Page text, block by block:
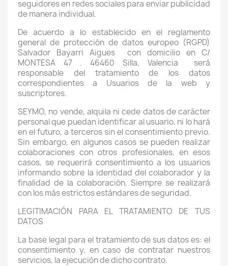
seguidores en redes sociales para enviar publicidad
de manera individual.
De acuerdo a lo establecido en el reglamento
general de protección de datos europeo (RGPD)
Salvador Bayarri Aigues
con domicilio en C/
MONTESA 47 . 46460 Silla, Valencia
será
responsable del tratamiento de los datos
correspondientes a Usuarios de la web y
suscriptores.
SEYMO, no vende, alquila ni cede datos de carácter
personal que puedan identificar al usuario, ni lo hará
en el futuro, a terceros sin el consentimiento previo.
Sin embargo, en algunos casos se pueden realizar
colaboraciones con otros profesionales, en esos
casos, se requerirá consentimiento a los usuarios
informando sobre la identidad del colaborador y la
finalidad de la colaboración. Siempre se realizará
con los más estrictos estándares de seguridad.
LEGITIMACIÓN PARA EL TRATAMIENTO DE TUS
DATOS
La base legal para el tratamiento de sus datos es: el
consentimiento y, en caso de contratar nuestros
servicios, la ejecución de dicho contrato.